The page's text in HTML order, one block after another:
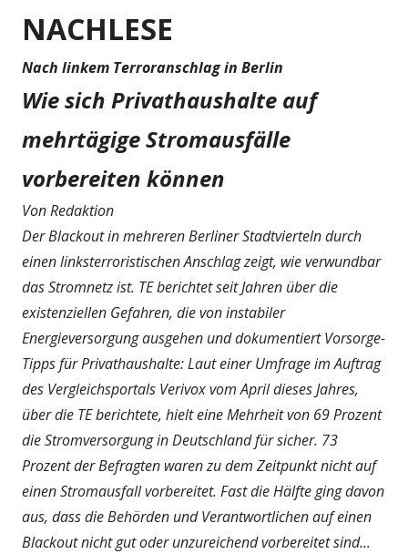
NACHLESE
Nach linkem Terroranschlag in Berlin
Wie sich Privathaushalte auf
mehrtägige Stromausfälle
vorbereiten können
Von Redaktion
Der Blackout in mehreren Berliner Stadtvierteln durch
einen linksterroristischen Anschlag zeigt, wie verwundbar
das Stromnetz ist. TE berichtet seit Jahren über die
existenziellen Gefahren, die von instabiler
Energieversorgung ausgehen und dokumentiert Vorsorge-
Tipps für Privathaushalte: Laut einer Umfrage im Auftrag
des Vergleichsportals Verivox vom April dieses Jahres,
über die TE berichtete, hielt eine Mehrheit von 69 Prozent
die Stromversorgung in Deutschland für sicher. 73
Prozent der Befragten waren zu dem Zeitpunkt nicht auf
einen Stromausfall vorbereitet. Fast die Hälfte ging davon
aus, dass die Behörden und Verantwortlichen auf einen
Blackout nicht gut oder unzureichend vorbereitet sind...